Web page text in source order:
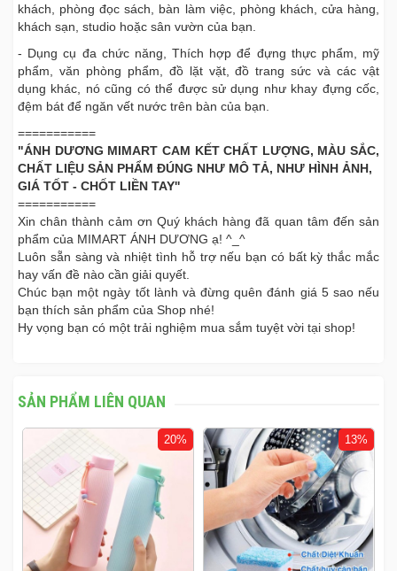
khách, phòng đọc sách, bàn làm việc, phòng khách, cửa hàng,
khách sạn, studio hoặc sân vườn của bạn.
- Dụng cụ đa chức năng, Thích hợp để đựng thực phẩm, mỹ
phẩm, văn phòng phẩm, đồ lặt vặt, đồ trang sức và các vật
dụng khác, nó cũng có thể được sử dụng như khay đựng cốc,
đệm bát để ngăn vết nước trên bàn của bạn.
===========
"ÁNH DƯƠNG MIMART CAM KẾT CHẤT LƯỢNG, MÀU SẮC,
CHẤT LIỆU SẢN PHẨM ĐÚNG NHƯ MÔ TẢ, NHƯ HÌNH ẢNH,
GIÁ TỐT - CHỐT LIỀN TAY''
===========
Xin chân thành cảm ơn Quý khách hàng đã quan tâm đến sản
phẩm của MIMART ÁNH DƯƠNG ạ! ^_^
Luôn sẵn sàng và nhiệt tình hỗ trợ nếu bạn có bất kỳ thắc mắc
hay vấn đề nào cần giải quyết.
Chúc bạn một ngày tốt lành và đừng quên đánh giá 5 sao nếu
bạn thích sản phẩm của Shop nhé!
Hy vọng bạn có một trải nghiệm mua sắm tuyệt vời tại shop!
SẢN PHẨM LIÊN QUAN
20% 13%